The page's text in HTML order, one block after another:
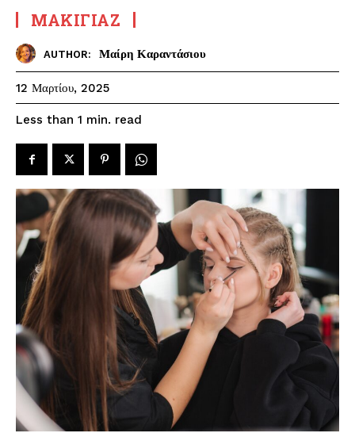
ΜΑΚΙΓΙΆΖ
AUTHOR: Μαίρη Καραντάσιου
12 Μαρτίου, 2025
Less than 1 min. read